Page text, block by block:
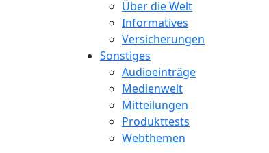
Über die Welt
Informatives
Versicherungen
Sonstiges
Audioeinträge
Medienwelt
Mitteilungen
Produkttests
Webthemen